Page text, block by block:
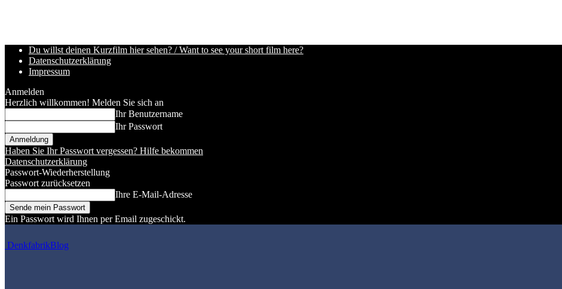
Du willst deinen Kurzfilm hier sehen? / Want to see your short film here?
Datenschutzerklärung
Impressum
Anmelden
Herzlich willkommen! Melden Sie sich an
Ihr Benutzername
Ihr Passwort
Haben Sie Ihr Passwort vergessen? Hilfe bekommen
Datenschutzerklärung
Passwort-Wiederherstellung
Passwort zurücksetzen
Ihre E-Mail-Adresse
Ein Passwort wird Ihnen per Email zugeschickt.
DenkfabrikBlog